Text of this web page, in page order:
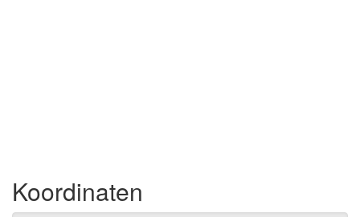
Koordinaten